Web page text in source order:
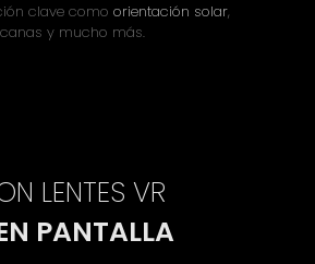
clave comoorientación solar,
y mucho más.
LENTES VR
PANTALLA